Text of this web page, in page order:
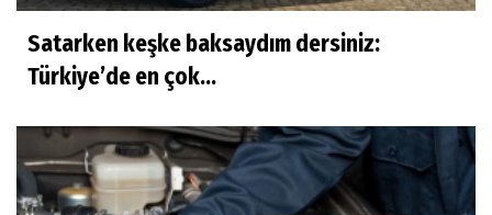
Satarken keşke baksaydım dersiniz:
Türkiye’de en çok...